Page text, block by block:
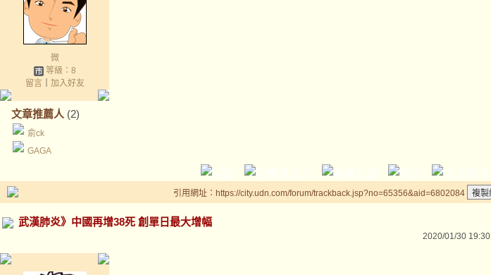
微
等級：8
留言｜ 加入好友
文章推薦人 (2)
俞ck
GAGA
引用網址：https://city.udn.com/forum/trackback.jsp?no=65356&aid=6802084
武漢肺炎》中國再增38死 創單日最大增幅
2020/01/30 19:30